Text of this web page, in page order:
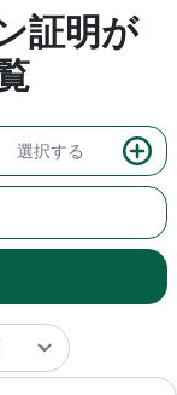
証明が
選択する